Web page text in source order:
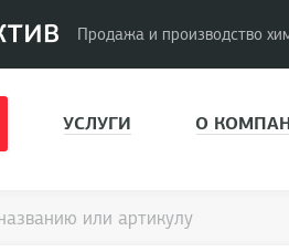
Продажа и производство
УСЛУГИ О